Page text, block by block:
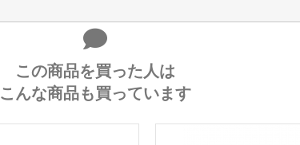
この商品を買った人は
こんな商品も買っています